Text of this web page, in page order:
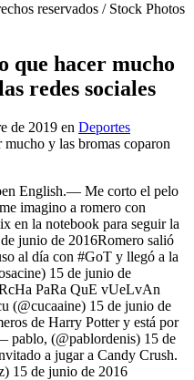
reservados / Stock Photos
que hacer mucho
redes sociales
de 2019 en Deportes
English.— Me corto el pelo
imagino a romero con
en la notebook para seguir la
junio de 2016Romero salió
al día con #GoT y llegó a la
15 de junio de
PaRa QuE vUeLvAn
(@cucaaine) 15 de junio de
de Harry Potter y está por
pablo, (@pablordenis) 15 de
a jugar a Candy Crush.
15 de junio de 2016